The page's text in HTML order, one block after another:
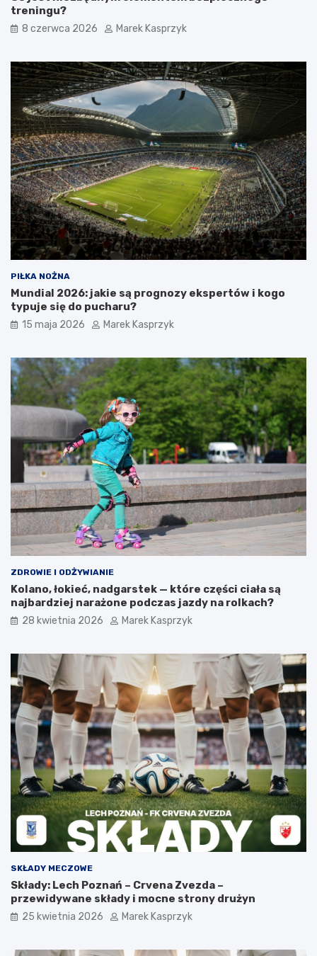
treningu?
8 czerwca 2026 Marek Kasprzyk
PIŁKA NOŻNA
Mundial 2026: jakie są prognozy ekspertów i kogo
typuje się do pucharu?
15 maja 2026 Marek Kasprzyk
ZDROWIE I ODŻYWIANIE
Kolano, łokieć, nadgarstek — które części ciała są
najbardziej narażone podczas jazdy na rolkach?
28 kwietnia 2026 Marek Kasprzyk
SKŁADY MECZOWE
Składy: Lech Poznań – Crvena Zvezda –
przewidywane składy i mocne strony drużyn
25 kwietnia 2026 Marek Kasprzyk